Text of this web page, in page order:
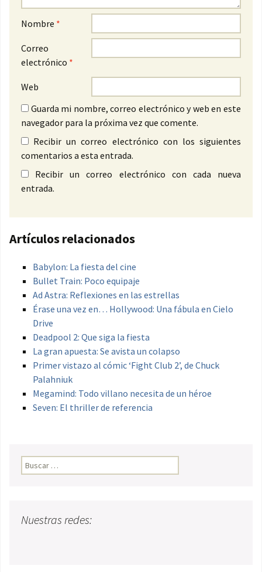
Nombre *
Correo
electrónico *
Web
Guarda mi nombre, correo electrónico y web en este
navegador para la próxima vez que comente.
Recibir un correo electrónico con los siguientes
comentarios a esta entrada.
Recibir un correo electrónico con cada nueva
entrada.
Artículos relacionados
Babylon: La fiesta del cine
Bullet Train: Poco equipaje
Ad Astra: Reflexiones en las estrellas
Érase una vez en… Hollywood: Una fábula en Cielo
Drive
Deadpool 2: Que siga la fiesta
La gran apuesta: Se avista un colapso
Primer vistazo al cómic ‘Fight Club 2’, de Chuck
Palahniuk
Megamind: Todo villano necesita de un héroe
Seven: El thriller de referencia
Buscar:
Nuestras redes: